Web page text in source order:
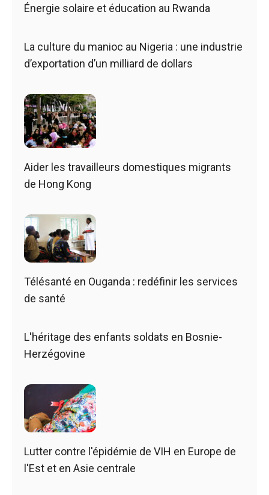
Énergie solaire et éducation au Rwanda
La culture du manioc au Nigeria : une industrie
d’exportation d’un milliard de dollars
Aider les travailleurs domestiques migrants
de Hong Kong
Télésanté en Ouganda : redéfinir les services
de santé
L'héritage des enfants soldats en Bosnie-
Herzégovine
Lutter contre l'épidémie de VIH en Europe de
l'Est et en Asie centrale